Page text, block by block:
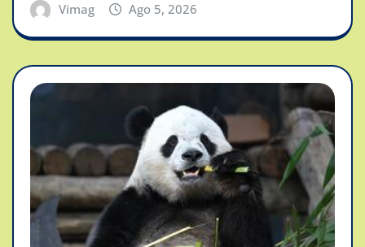
Vimag Ago 5, 2026